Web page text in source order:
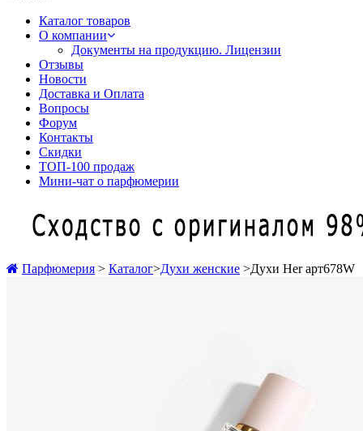
Каталог товаров
О компании
Документы на продукцию. Лицензии
Отзывы
Новости
Доставка и Оплата
Вопросы
Форум
Контакты
Скидки
ТОП-100 продаж
Мини-чат о парфюмерии
Парфюмерия > Каталог>Духи женские >Духи Her арт678W